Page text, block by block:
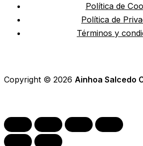
Política de
Política de
Términos y
Copyright © 2026 Ainhoa Salcedo